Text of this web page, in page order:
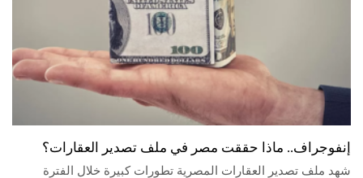
إنفوجراف.. ماذا حققت مصر في ملف تصدير العقارات؟
شهد ملف تصدير العقارات المصرية تطورات كبيرة خلال الفترة